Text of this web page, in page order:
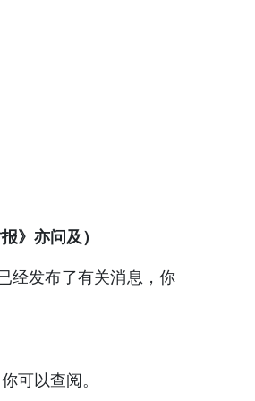
》亦问及）
经发布了有关消息，你
可以查阅。